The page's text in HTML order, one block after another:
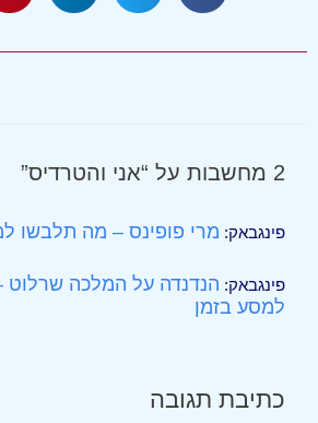
2 מחשבות על “אני והטרדיס”
פינגבאק: מרי פופינס – מה תלבשו
פינגבאק: הנדנדה על המלכה
למסע בזמן
כתיבת תגובה